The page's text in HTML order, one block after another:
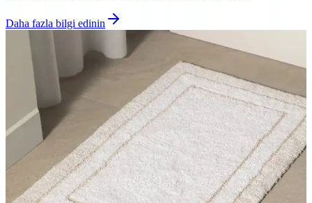
Daha fazla bilgi edinin